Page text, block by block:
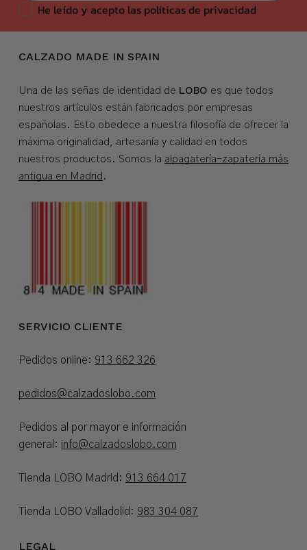
He leído y acepto las políticas de privacidad
CALZADO MADE IN SPAIN
Una de las señas de identidad de LOBO es que todos
nuestros artículos están fabricados por empresas
españolas. Esto obedece a nuestra filosofía de ofrecer la
máxima originalidad, artesanía y calidad en todos
nuestros productos. Somos la alpagatería-zapatería más
antigua en Madrid .
SERVICIO CLIENTE
Pedidos online: 913 662 326
pedidos@calzadoslobo.com
Pedidos al por mayor e información
general: info@calzadoslobo.com
Tienda LOBO Madrid: 913 664 017
Tienda LOBO Valladolid: 983 304 087
LEGAL